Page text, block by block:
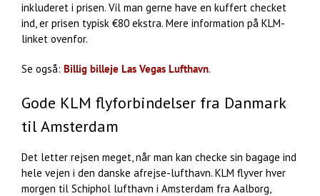
inkluderet i prisen. Vil man gerne have en kuffert checket
ind, er prisen typisk €80 ekstra. Mere information på KLM-
linket ovenfor.
Se også: Billig billeje Las Vegas Lufthavn.
Gode KLM flyforbindelser fra Danmark
til Amsterdam
Det letter rejsen meget, når man kan checke sin bagage ind
hele vejen i den danske afrejse-lufthavn. KLM flyver hver
morgen til Schiphol lufthavn i Amsterdam fra Aalborg,